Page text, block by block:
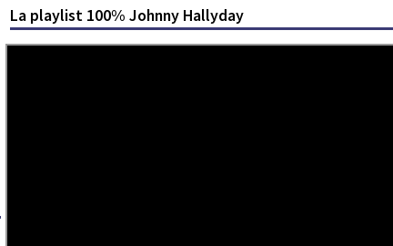
La playlist 100% Johnny Hallyday